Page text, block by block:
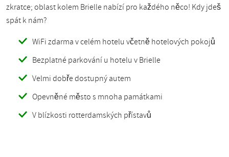
zkratce; oblast kolem Brielle nabízí pro každého něco! Kdy jdeš
spát k nám?
WiFi zdarma v celém hotelu včetně hotelových pokojů
Bezplatné parkování u hotelu v Brielle
Velmi dobře dostupný autem
Opevněné město s mnoha památkami
V blízkosti rotterdamských přístavů